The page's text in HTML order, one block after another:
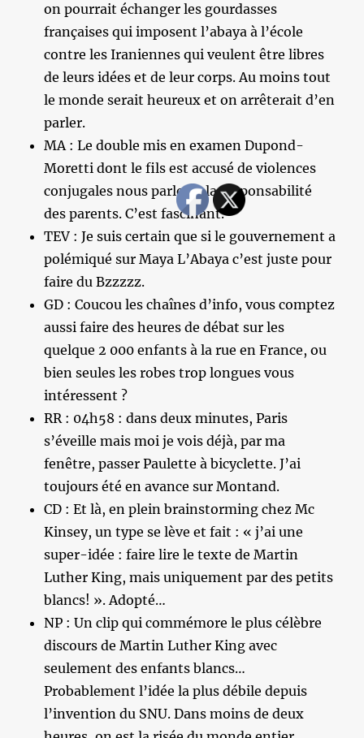
on pourrait échanger les gourdasses
françaises qui imposent l’abaya à l’école
contre les Iraniennes qui veulent être libres
de leurs idées et de leur corps. Au moins tout
le monde serait heureux et on arrêterait d’en
parler.
MA : Le double mis en examen Dupond-
Moretti dont le fils est accusé de violences
conjugales nous parle de la responsabilité
des parents. C’est fascinant.
TEV : Je suis certain que si le gouvernement a
polémiqué sur Maya L’Abaya c’est juste pour
faire du Bzzzzz.
GD : Coucou les chaînes d’info, vous comptez
aussi faire des heures de débat sur les
quelque 2 000 enfants à la rue en France, ou
bien seules les robes trop longues vous
intéressent ?
RR : 04h58 : dans deux minutes, Paris
s’éveille mais moi je vois déjà, par ma
fenêtre, passer Paulette à bicyclette. J’ai
toujours été en avance sur Montand.
CD : Et là, en plein brainstorming chez Mc
Kinsey, un type se lève et fait : « j’ai une
super-idée : faire lire le texte de Martin
Luther King, mais uniquement par des petits
blancs! ». Adopté…
NP : Un clip qui commémore le plus célèbre
discours de Martin Luther King avec
seulement des enfants blancs…
Probablement l’idée la plus débile depuis
l’invention du SNU. Dans moins de deux